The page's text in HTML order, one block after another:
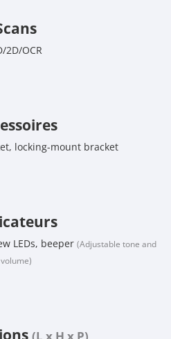
2D/OCR
locking-mount bracket
LEDs, beeper (Adjustable tone and
volume)
(L x H x P)